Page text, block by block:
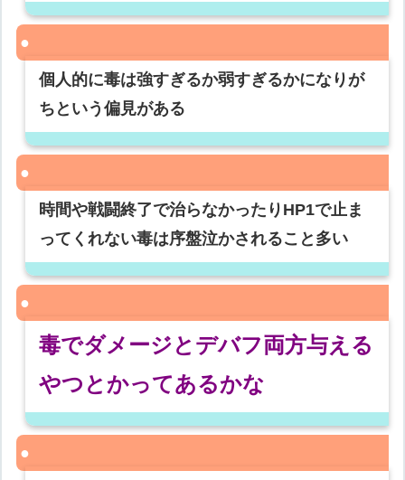
個人的に毒は強すぎるか弱すぎるかになりが
ちという偏見がある
時間や戦闘終了で治らなかったりHP1で止ま
ってくれない毒は序盤泣かされること多い
毒でダメージとデバフ両方与える
やつとかってあるかな